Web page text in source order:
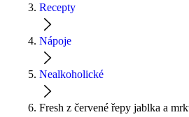
Recepty
Nápoje
Nealkoholické
Fresh z červené řepy jablka a